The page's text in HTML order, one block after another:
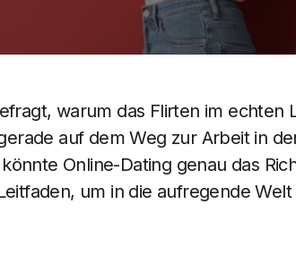
warum das Flirten im echten
auf dem Weg zur Arbeit in
Online-Dating genau das
um in die aufregende Welt